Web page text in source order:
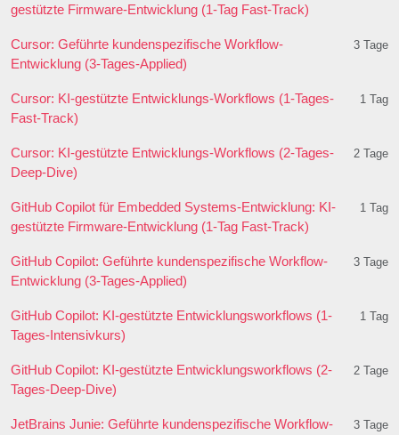
gestützte Firmware-Entwicklung (1-Tag Fast-Track)
Cursor: Geführte kundenspezifische Workflow-
Entwicklung (3-Tages-Applied)
3 Tage
Cursor: KI-gestützte Entwicklungs-Workflows (1-Tages-
Fast-Track)
1 Tag
Cursor: KI-gestützte Entwicklungs-Workflows (2-Tages-
Deep-Dive)
2 Tage
GitHub Copilot für Embedded Systems-Entwicklung: KI-
gestützte Firmware-Entwicklung (1-Tag Fast-Track)
1 Tag
GitHub Copilot: Geführte kundenspezifische Workflow-
Entwicklung (3-Tages-Applied)
3 Tage
GitHub Copilot: KI-gestützte Entwicklungsworkflows (1-
Tages-Intensivkurs)
1 Tag
GitHub Copilot: KI-gestützte Entwicklungsworkflows (2-
Tages-Deep-Dive)
2 Tage
JetBrains Junie: Geführte kundenspezifische Workflow-
3 Tage